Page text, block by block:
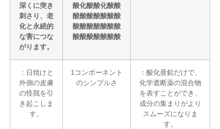
深くに突き
刺さり、老
化と永続的
な害につな
がります。
酸化酸酸化酸酸
酸酸酸酸酸酸酸
酸酸酸酸酸酸酸
酸酸酸酸酸酸酸
：日焼けと
外側の皮膚
の怪我を引
き起こしま
す。
1コンポーネント
のシンプルさ
：酸化亜鉛だけで、
化学遮断薬の混合物
を表すことができ、
成分の集まりがより
スムーズになりま
す。